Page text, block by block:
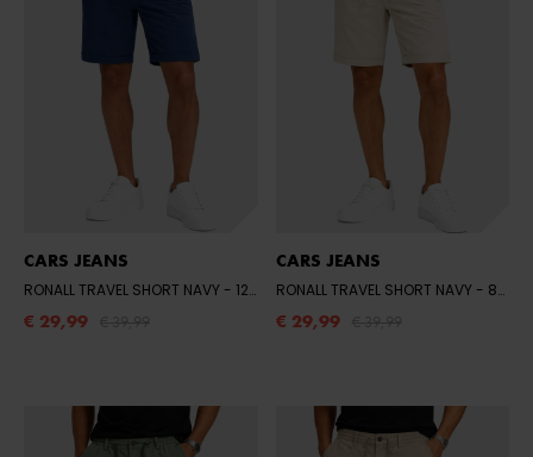
CARS JEANS
RONALL TRAVEL SHORT NAVY - 12 NAVY
€ 29,99
CARS JEANS
RONALL TRAVEL SHORT NAVY - 83 SAND
€ 29,99